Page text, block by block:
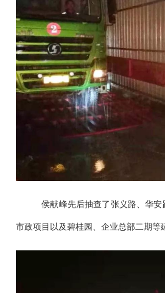
侯献峰先后抽查了张义路、华
市政项目以及碧桂园、企业总部二期等